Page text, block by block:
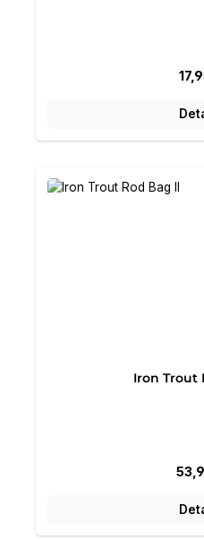
Iron Trout